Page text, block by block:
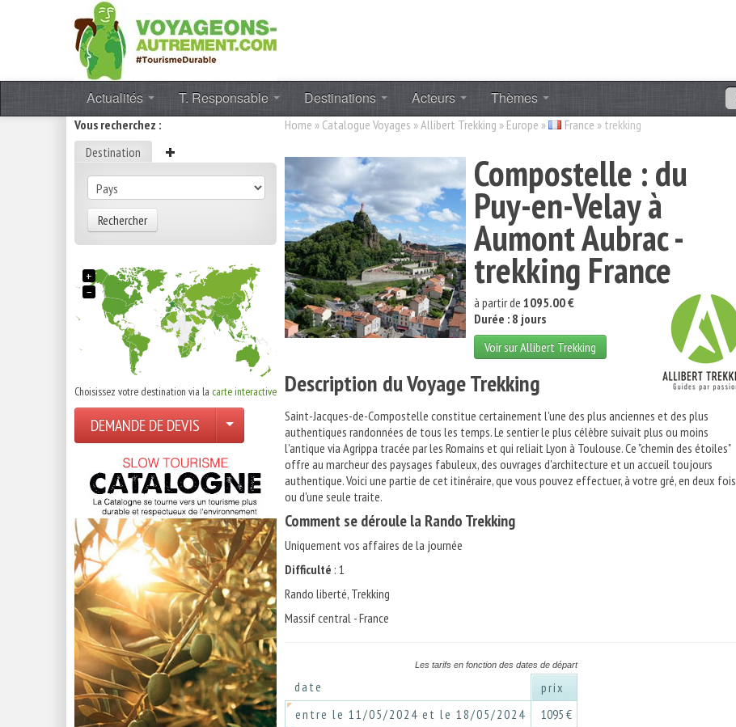
Actualités T. Responsable Destinations Acteurs Thèmes
Vous recherchez :
Destination
Rechercher
+
−
Choisissez votre destination via la carte interactive
DEMANDE DE DEVIS
Home » Catalogue Voyages »Allibert Trekking » Europe » France » trekking
Compostelle : du
Puy-en-Velay à
Aumont Aubrac -
trekking France
à partir de 1095.00 €
Durée : 8 jours
Voir sur Allibert Trekking
Description du Voyage Trekking
Saint-Jacques-de-Compostelle constitue certainement l'une des plus anciennes et des plus
authentiques randonnées de tous les temps. Le sentier le plus célèbre suivait plus ou moins
l'antique via Agrippa tracée par les Romains et qui reliait Lyon à Toulouse. Ce "chemin des étoiles"
offre au marcheur des paysages fabuleux, des ouvrages d'architecture et un accueil toujours
authentique. Voici une partie de cet itinéraire, que vous pouvez effectuer, à votre gré, en deux fois
ou d'une seule traite.
Comment se déroule la Rando Trekking
Uniquement vos affaires de la journée
Difficulté : 1
Rando liberté, Trekking
Massif central - France
Les tarifs en fonction des dates de départ
date
prix
entre le 11/05/2024 et le 18/05/2024
1095 €